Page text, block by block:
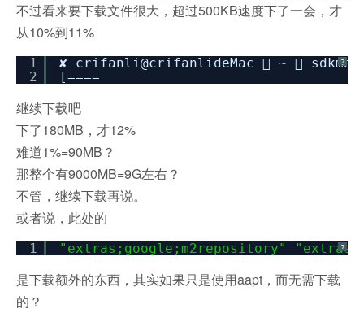
不过看来要下载文件很大，超过500KB速度下了一会，才
从10%到11%
?
1
2
✘ crifanli@crifanlideMac  ~ 
[==== ] 11%
继续下载吧
下了180MB，才12%
难道1%=90MB？
那整个有9000MB=9G左右？
不管，继续下载再说。
或者说，此处的
?
1 "extras;google;m2repository"
是下载额外的东西，其实如果只是使用aapt，而无需下载
的？